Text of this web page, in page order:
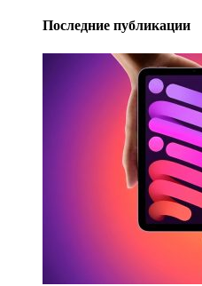
Последние публикации